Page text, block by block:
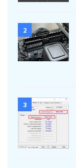
2
3